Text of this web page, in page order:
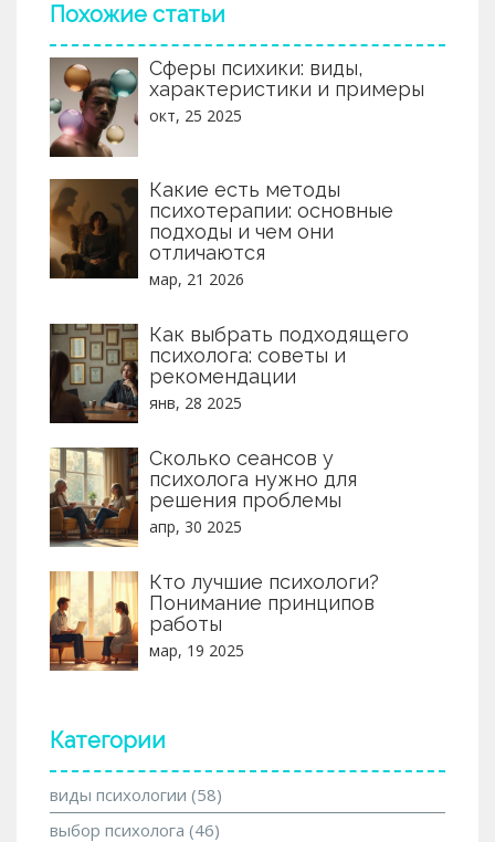
Похожие статьи
Сферы психики: виды,
характеристики и примеры
окт, 25 2025
Какие есть методы
психотерапии: основные
подходы и чем они
отличаются
мар, 21 2026
Как выбрать подходящего
психолога: советы и
рекомендации
янв, 28 2025
Сколько сеансов у
психолога нужно для
решения проблемы
апр, 30 2025
Кто лучшие психологи?
Понимание принципов
работы
мар, 19 2025
Категории
виды психологии (58)
выбор психолога (46)